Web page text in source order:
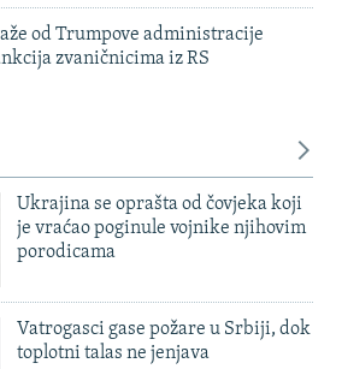
od Trumpove administracije
zvaničnicima iz RS
Ukrajina se oprašta od čovjeka koji
je vraćao poginule vojnike njihovim
porodicama
Vatrogasci gase požare u Srbiji, dok
toplotni talas ne jenjava